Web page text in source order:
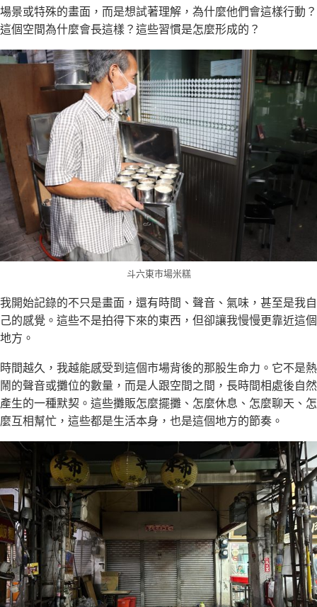
場景或特殊的畫面，而是想試著理解，為什麼他們會這樣行動？
這個空間為什麼會長這樣？這些習慣是怎麼形成的？
斗六東市場米糕
我開始記錄的不只是畫面，還有時間、聲音、氣味，甚至是我自
己的感覺。這些不是拍得下來的東西，但卻讓我慢慢更靠近這個
地方。
時間越久，我越能感受到這個市場背後的那股生命力。它不是熱
鬧的聲音或攤位的數量，而是人跟空間之間，長時間相處後自然
產生的一種默契。這些攤販怎麼擺攤、怎麼休息、怎麼聊天、怎
麼互相幫忙，這些都是生活本身，也是這個地方的節奏。